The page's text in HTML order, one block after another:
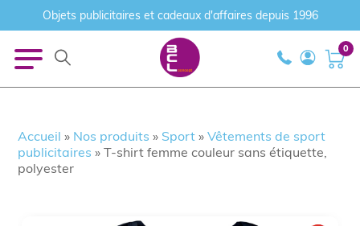
Objets publicitaires et cadeaux d'affaires depuis 1996
0
Accueil » Nos produits » Sport »Vêtements de sport
publicitaires »T-shirt femme couleur sans étiquette,
polyester